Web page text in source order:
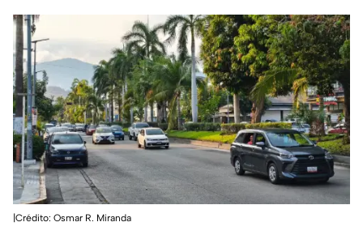
|Crédito: Osmar R. Miranda